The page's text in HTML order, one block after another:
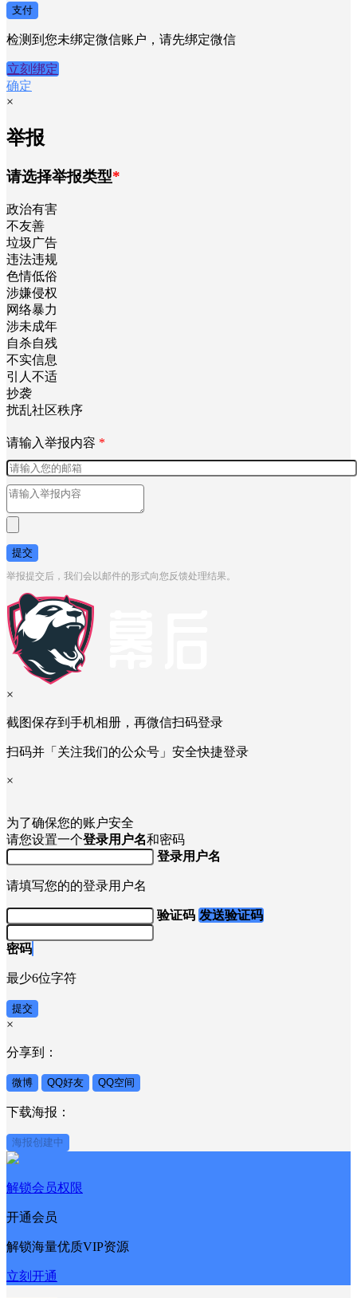
支付
检测到您未绑定微信账户，请先绑定微信
立刻绑定
确定
×
举报
请选择举报类型*
政治有害
不友善
垃圾广告
违法违规
色情低俗
涉嫌侵权
网络暴力
涉未成年
自杀自残
不实信息
引人不适
抄袭
扰乱社区秩序
请输入举报内容 *
提交
举报提交后，我们会以邮件的形式向您反馈处理结果。
×
截图保存到手机相册，再微信扫码登录
扫码并「关注我们的公众号」安全快捷登录
×
为了确保您的账户安全
请您设置一个登录用户名和密码
登录用户名
请填写您的的登录用户名
验证码 发送验证码
密码
最少6位字符
提交
×
分享到：
微博 QQ好友 QQ空间
下载海报：
海报创建中
解锁会员权限
开通会员
解锁海量优质VIP资源
立刻开通